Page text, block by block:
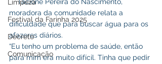
Limpeza
Festival da Farinha 2025
Decreto
Comunicação
moradora da comunidade relata a
dificuldade que para buscar água para os
afazeres diários.
“Eu tenho um problema de saúde, então
para mim era muito difícil. Tinha que pedir